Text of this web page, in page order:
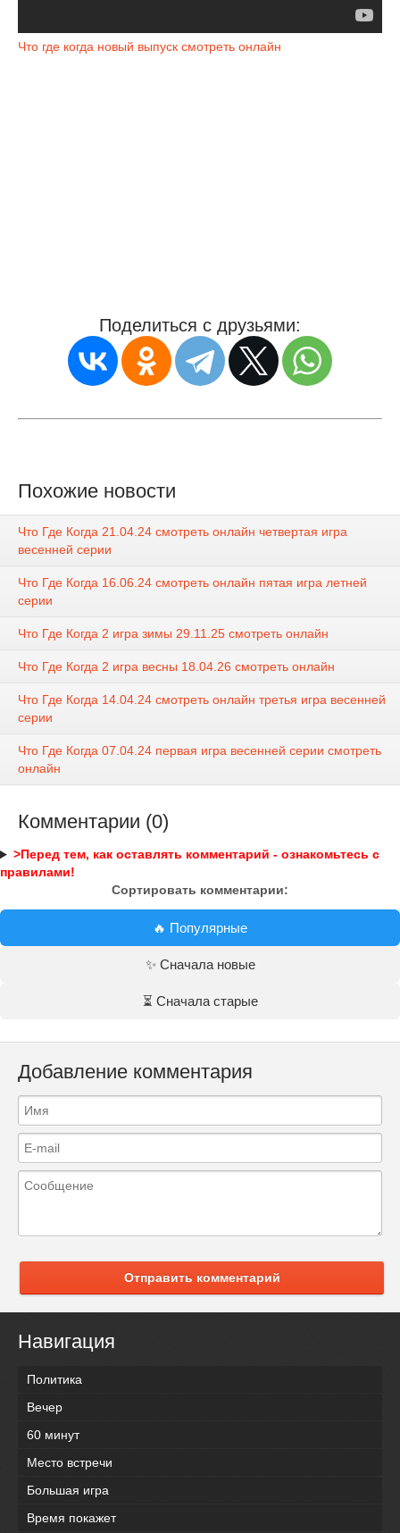
Что где когда новый выпуск смотреть онлайн
Поделиться с друзьями:
Похожие новости
Что Где Когда 21.04.24 смотреть онлайн четвертая игра
весенней серии
Что Где Когда 16.06.24 смотреть онлайн пятая игра летней
серии
Что Где Когда 2 игра зимы 29.11.25 смотреть онлайн
Что Где Когда 2 игра весны 18.04.26 смотреть онлайн
Что Где Когда 14.04.24 смотреть онлайн третья игра весенней
серии
Что Где Когда 07.04.24 первая игра весенней серии смотреть
онлайн
Комментарии (0)
>Перед тем, как оставлять комментарий - ознакомьтесь с
правилами!
Сортировать комментарии:
🔥 Популярные
✨ Сначала новые
⏳ Сначала старые
Добавление комментария
Отправить комментарий
Навигация
Политика
Вечер
60 минут
Место встречи
Большая игра
Время покажет